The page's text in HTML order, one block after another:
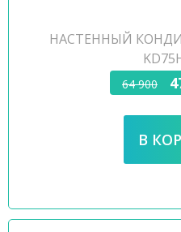
НАСТЕННЫЙ
64 900